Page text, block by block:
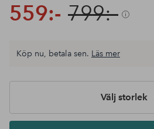
559:- 799:-
Lägg i
Köp nu, betala sen. Läs mer
Välj storlek